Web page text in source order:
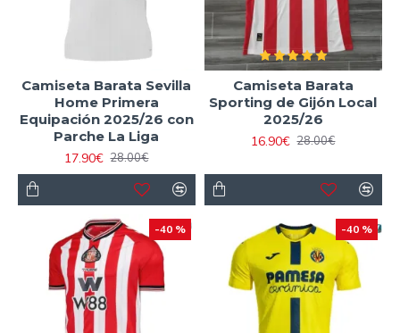
Camiseta Barata Sevilla
Home Primera
Equipación 2025/26 con
Parche La Liga
17.90€ 28.00€
Camiseta Barata
Sporting de Gijón Local
2025/26
16.90€ 28.00€
-40 % -40 %